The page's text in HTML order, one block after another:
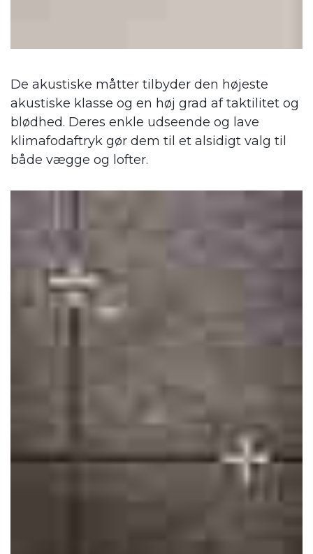
De akustiske måtter tilbyder den højeste
akustiske klasse og en høj grad af taktilitet og
blødhed. Deres enkle udseende og lave
klimafodaftryk gør dem til et alsidigt valg til
både vægge og lofter.